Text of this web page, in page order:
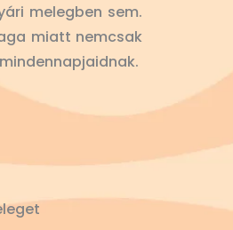
melegben sem.
miatt nemcsak